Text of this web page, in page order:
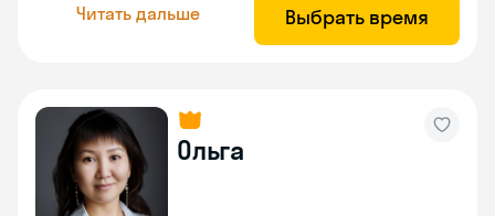
Читать дальше Выбрать время
Ольга